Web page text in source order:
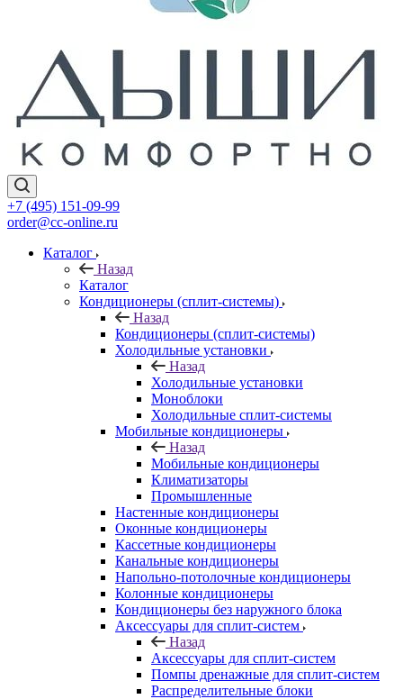
+7 (495) 151-09-99
order@cc-online.ru
Каталог
Назад
Каталог
Кондиционеры (сплит-системы)
Назад
Кондиционеры (сплит-системы)
Холодильные установки
Назад
Холодильные установки
Моноблоки
Холодильные сплит-системы
Мобильные кондиционеры
Назад
Мобильные кондиционеры
Климатизаторы
Промышленные
Настенные кондиционеры
Оконные кондиционеры
Кассетные кондиционеры
Канальные кондиционеры
Напольно-потолочные кондиционеры
Колонные кондиционеры
Кондиционеры без наружного блока
Аксессуары для сплит-систем
Назад
Аксессуары для сплит-систем
Помпы дренажные для сплит-систем
Распределительные блоки